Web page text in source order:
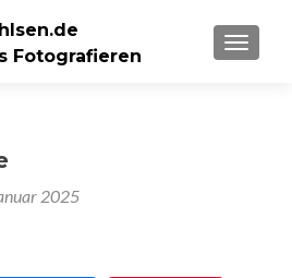
Fotografieren
2025